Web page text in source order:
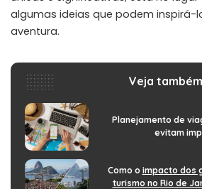
algumas ideias que podem inspirá-
aventura.
Veja também
Planejamento de
evitam
Como o impacto dos
turismo no Rio de